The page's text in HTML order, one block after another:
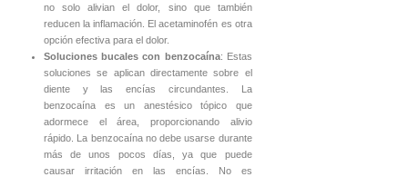
no solo alivian el dolor, sino que también
reducen la inflamación. El acetaminofén es otra
opción efectiva para el dolor.
Soluciones bucales con benzocaína: Estas
soluciones se aplican directamente sobre el
diente y las encías circundantes. La
benzocaína es un anestésico tópico que
adormece el área, proporcionando alivio
rápido. La benzocaína no debe usarse durante
más de unos pocos días, ya que puede
causar irritación en las encías. No es